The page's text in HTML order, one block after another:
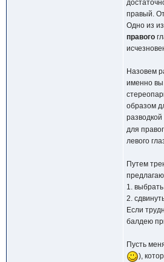
правый.
Одно из
правого
Назовем
именно вы
образом
для
левого
Путем
1.
2.
Если
балдею
Пусть
),